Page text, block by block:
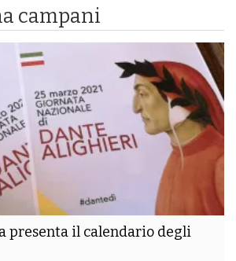
campani
presenta il calendario degli